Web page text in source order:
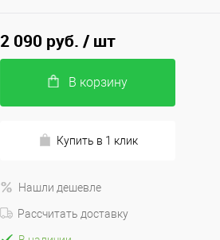
2 090 руб. / шт
В корзину
Купить в 1 клик
Нашли дешевле
Рассчитать доставку